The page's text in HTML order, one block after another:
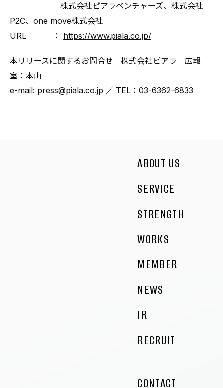
株式会社ピアラベンチャーズ、株式会社
P2C、one move株式会社
URL ： https://www.piala.co.jp/
本リリースに関するお問合せ 株式会社ピアラ 広報
室：本山
e-mail: press@piala.co.jp ／ TEL：03-6362-6833
ABOUT US
SERVICE
STRENGTH
WORKS
MEMBER
NEWS
IR
RECRUIT
CONTACT